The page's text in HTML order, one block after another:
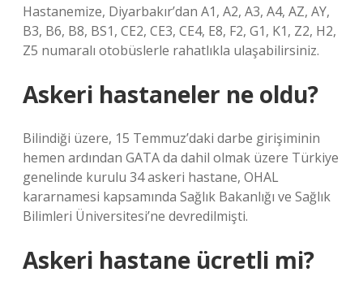
Hastanemize, Diyarbakır’dan A1, A2, A3, A4, AZ, AY,
B3, B6, B8, BS1, CE2, CE3, CE4, E8, F2, G1, K1, Z2, H2,
Z5 numaralı otobüslerle rahatlıkla ulaşabilirsiniz.
Askeri hastaneler ne oldu?
Bilindiği üzere, 15 Temmuz’daki darbe girişiminin
hemen ardından GATA da dahil olmak üzere Türkiye
genelinde kurulu 34 askeri hastane, OHAL
kararnamesi kapsamında Sağlık Bakanlığı ve Sağlık
Bilimleri Üniversitesi’ne devredilmişti.
Askeri hastane ücretli mi?